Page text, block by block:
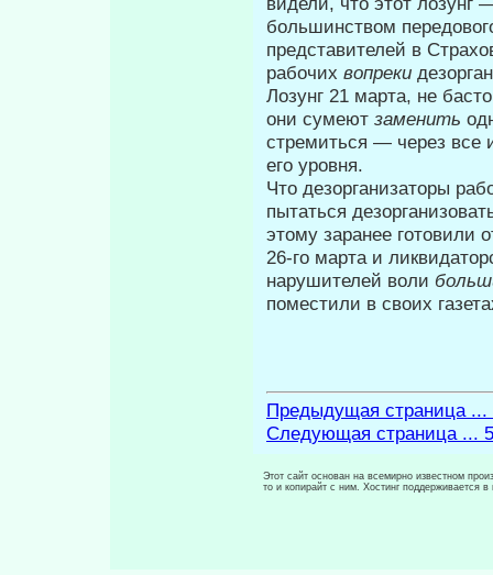
большинством
представителей в
рабочих вопреки
Лозунг 21 марта, не
они су­меют заменить
стремиться — через
его уровня.
Что дезорганизаторы
пы­таться
этому заранее готовили
26-го марта и
наруши­телей воли
поместили в сво­их
Предыдущая страница ...
Следующая страница ...
Этот сайт основан на всемирно известном
то и копирайт с ним. Хостинг поддерживается